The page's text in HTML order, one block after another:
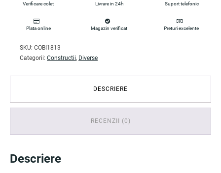
Verificare colet Livrare in 24h Suport telefonic
Plata online Magazin verificat Preturi excelente
SKU: COBI1813
Categorii: Constructii, Diverse
DESCRIERE
RECENZII (0)
Descriere